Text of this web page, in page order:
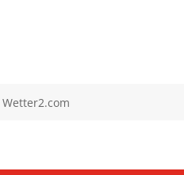
Wetter2.com